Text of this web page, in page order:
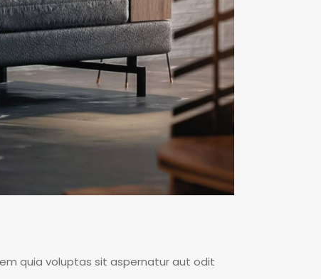
quia voluptas sit aspernatur aut odit